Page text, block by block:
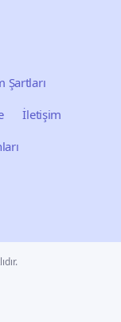
Şartları
İletişim